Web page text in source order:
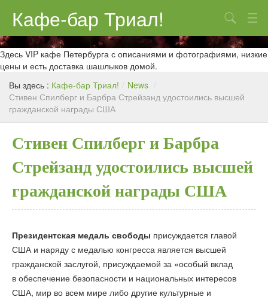
Кафе-бар Триал!
О нас
Меню
Контакты
Реклама
Поиск
Здесь VIP кафе Петербурга с описаниями и фотографиями, низкие
цены и есть доставка шашлыков домой.
Вы здесь : Кафе-бар Триал! / News /
Стивен Спилберг и Барбра Стрейзанд удостоились высшей
гражданской награды США
Стивен Спилберг и Барбра
Стрейзанд удостоились высшей
гражданской награды США
Президентская медаль свободы присуждается главой
США и наряду с медалью конгресса является высшей
гражданской заслугой, присуждаемой за «особый вклад
в обеспечение безопасности и национальных интересов
США, мир во всем мире либо другие культурные и